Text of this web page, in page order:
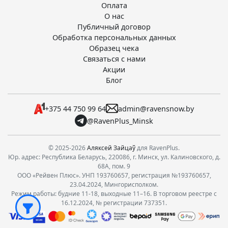
Оплата
О нас
Публичный договор
Обработка персональных данных
Образец чека
Связаться с нами
Акции
Блог
+375 44 750 99 64
admin@ravensnow.by
@RavenPlus_Minsk
© 2025-2026Аляксей Зайцаўдля RavenPlus.
Юр. адрес: Республика Беларусь, 220086, г. Минск, ул. Калиновского, д.
68А, пом. 9
ООО «Рейвен Плюс». УНП 193760657, регистрация №193760657,
23.04.2024, Мингорисполком.
Режим работы: будние 11-18, выходные 11–16. В торговом реестре с
16.12.2024, № регистрации 737351.